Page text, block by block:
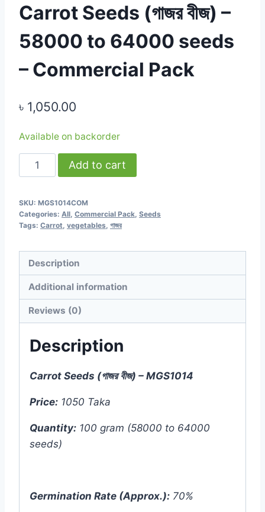
Carrot Seeds (গাজর বীজ) –
58000 to 64000 seeds
– Commercial Pack
৳ 1,050.00
Available on backorder
Carrot
Seeds
বীজ)
-
64000
seeds
Commercial
quantity
Add to cart
SKU: MGS1014COM
Categories: All Commercial Pack Seeds
Tags: Carrot vegetables গাজর
Description
Additional information
Reviews (0)
Description
Carrot Seeds (গাজর বীজ) – MGS1014
Price: 1050 Taka
Quantity: 100 gram (58000 to 64000
seeds)
Germination Rate (Approx.): 70%